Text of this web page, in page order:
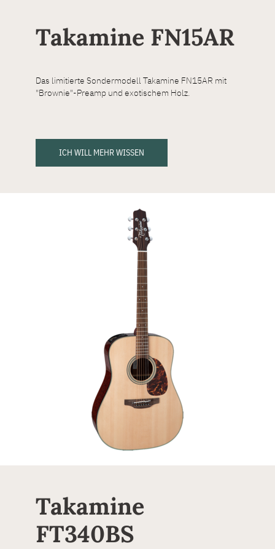
Takamine FN15AR
Das limitierte Sondermodell Takamine FN15AR mit
"Brownie"-Preamp und exotischem Holz.
ICH WILL MEHR WISSEN
Takamine
FT340BS